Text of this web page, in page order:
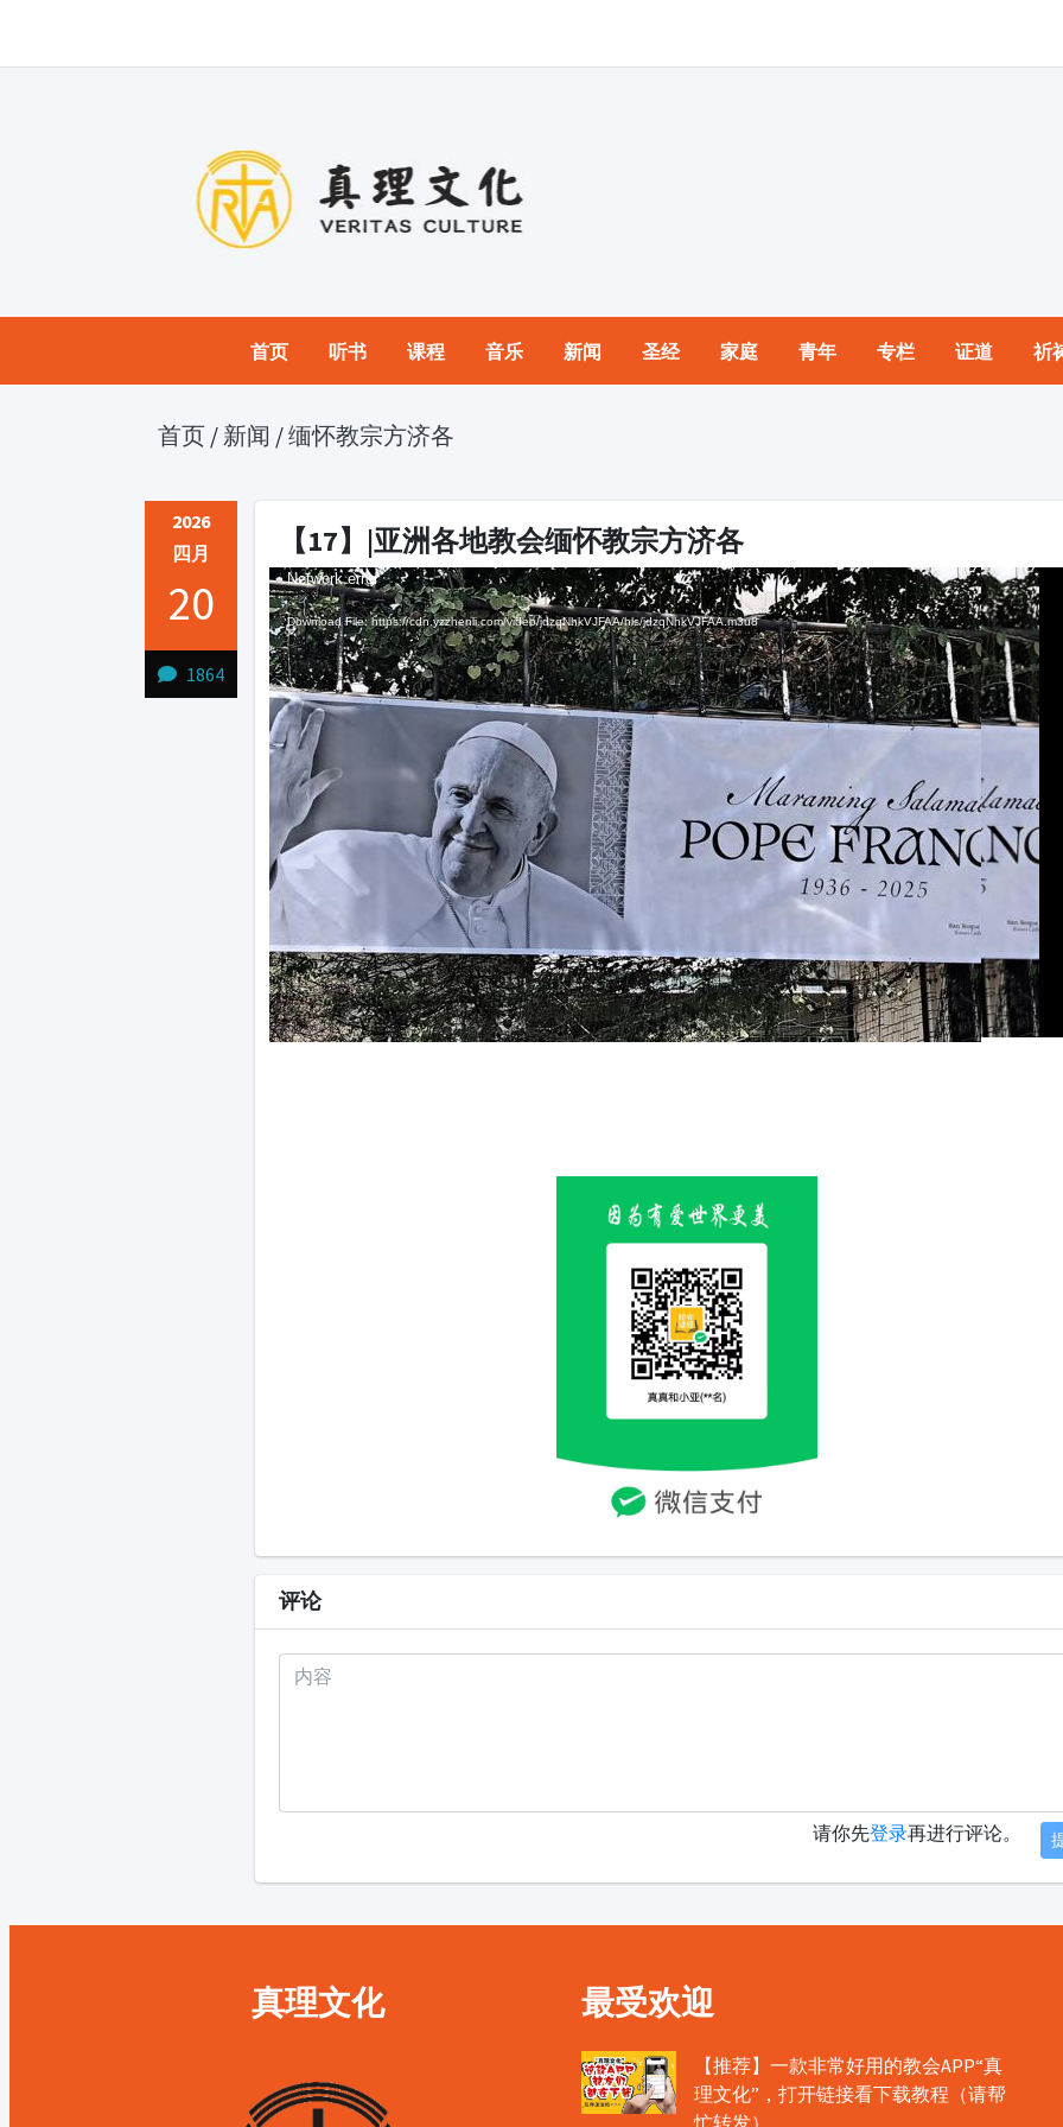
首页 听书 课程 音乐 新闻 圣经 家庭 青年 专栏 证道 祈
首页 / 新闻 /缅怀教宗方济各
2026
四月
20
1864
【17】|亚洲各地教会缅怀教宗方济各
Video
Player
Video
Player
Network error
Download File: https://cdn.yzzhenli.com/video/jdzqNhkVJFAA/hls/jdzqNhkVJFAA.m3u8
评论
请你先登录再进行评论。
真理文化 最受欢迎
【推荐】一款非常好用的教会APP“真
理文化”，打开链接看下载教程（请帮
忙转发）